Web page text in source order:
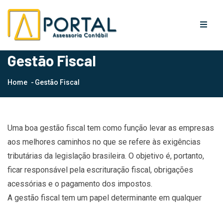
Gestão Fiscal
Home Gestão Fiscal
Uma boa gestão fiscal tem como função levar as empresas
aos melhores caminhos no que se refere às exigências
tributárias da legislação brasileira. O objetivo é, portanto,
ficar responsável pela escrituração fiscal, obrigações
acessórias e o pagamento dos impostos.
A gestão fiscal tem um papel determinante em qualquer